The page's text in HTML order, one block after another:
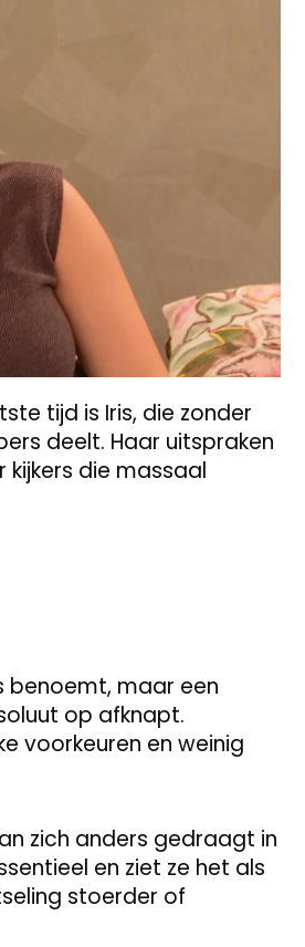
tijd is Iris, die zonder
deelt. Haar uitspraken
kijkers die massaal
benoemt, maar een
op afknapt.
voorkeuren en weinig
zich anders gedraagt in
en ziet ze het als
stoerder of